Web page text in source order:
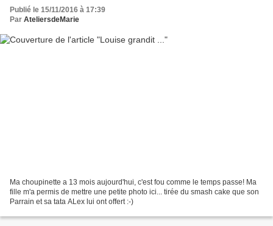
Publié le 15/11/2016 à 17:39
Par AteliersdeMarie
Ma choupinette a 13 mois aujourd'hui, c'est fou comme le temps passe! Ma
fille m'a permis de mettre une petite photo ici... tirée du smash cake que son
Parrain et sa tata ALex lui ont offert :-)